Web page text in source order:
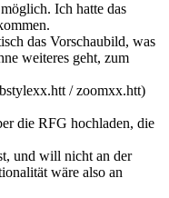
Ich hatte das
das Vorschaubild, was
weiteres geht, zum
/ zoomxx.htt)
die RFG hochladen, die
und will nicht an der
wäre also an